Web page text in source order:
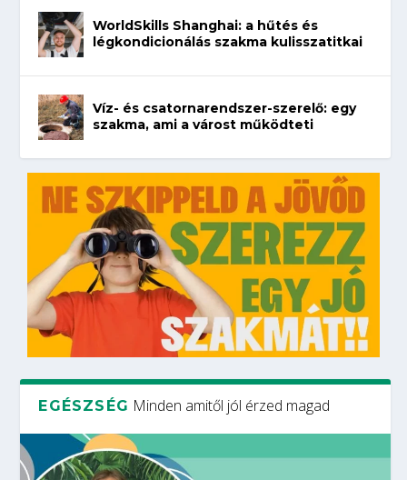
WorldSkills Shanghai: a hűtés és
légkondicionálás szakma kulisszatitkai
Víz- és csatornarendszer-szerelő: egy
szakma, ami a várost működteti
EGÉSZSÉG Minden amitől jól érzed magad